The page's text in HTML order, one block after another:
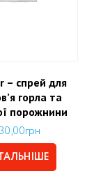
– спрей для
горла та
порожнини
грн